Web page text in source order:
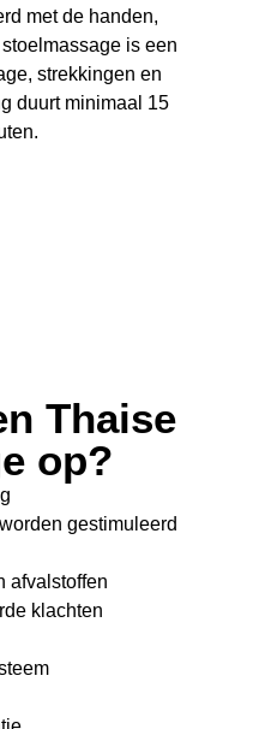
met de handen,
is een
strekkingen en
duurt minimaal 15
Thaise
op?
gestimuleerd
afvalstoffen
klachten